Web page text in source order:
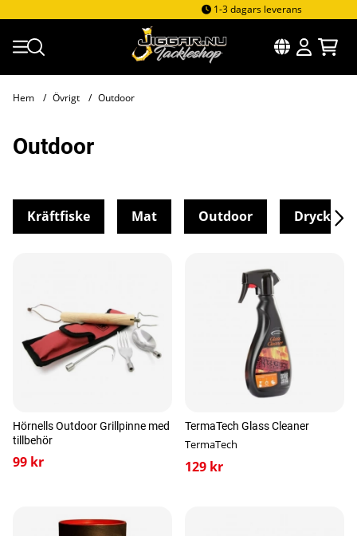
1-3 dagars leverans
Hem Övrigt Outdoor
Outdoor
Kräftfiske Mat Outdoor Drycker
Hörnells Outdoor Grillpinne med
tillbehör
99 kr
TermaTech Glass Cleaner
TermaTech
129 kr